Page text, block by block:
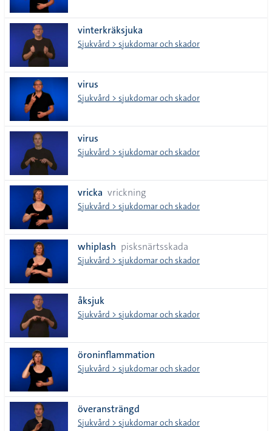
vinterkräksjuka
Sjukvård > sjukdomar och skador
virus
Sjukvård > sjukdomar och skador
virus
Sjukvård > sjukdomar och skador
vricka vrickning
Sjukvård > sjukdomar och skador
whiplash pisksnärtsskada
Sjukvård > sjukdomar och skador
åksjuk
Sjukvård > sjukdomar och skador
öroninflammation
Sjukvård > sjukdomar och skador
överansträngd
Sjukvård > sjukdomar och skador